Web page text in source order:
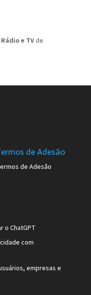
e TVde
de Adesão
de Adesão
o ChatGPT
com
empresas e